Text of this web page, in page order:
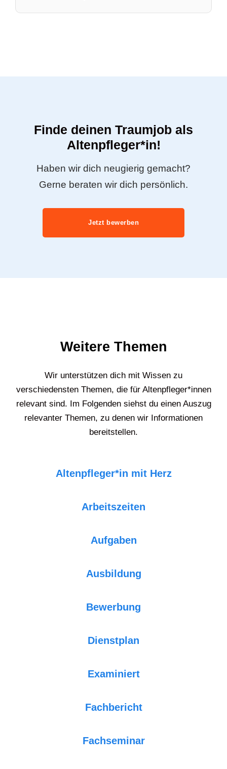
Finde deinen Traumjob als
Altenpfleger*in!
Haben wir dich neugierig gemacht?
Gerne beraten wir dich persönlich.
Jetzt bewerben
Weitere Themen
Wir unterstützen dich mit Wissen zu
verschiedensten Themen, die für Altenpfleger*innen
relevant sind. Im Folgenden siehst du einen Auszug
relevanter Themen, zu denen wir Informationen
bereitstellen.
Altenpfleger*in mit Herz
Arbeitszeiten
Aufgaben
Ausbildung
Bewerbung
Dienstplan
Examiniert
Fachbericht
Fachseminar